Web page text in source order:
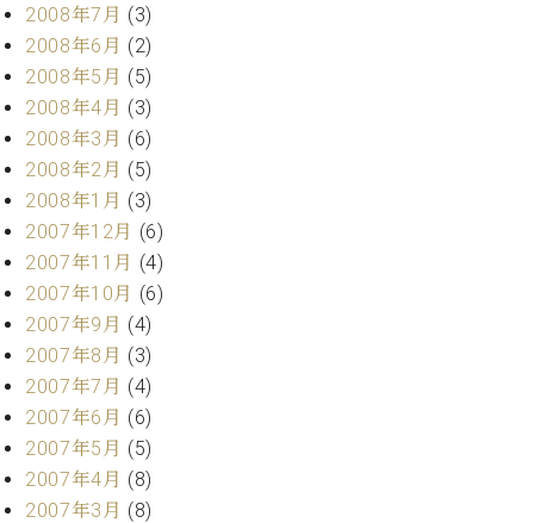
2008年7月 (3)
2008年6月 (2)
2008年5月 (5)
2008年4月 (3)
2008年3月 (6)
2008年2月 (5)
2008年1月 (3)
2007年12月 (6)
2007年11月 (4)
2007年10月 (6)
2007年9月 (4)
2007年8月 (3)
2007年7月 (4)
2007年6月 (6)
2007年5月 (5)
2007年4月 (8)
2007年3月 (8)